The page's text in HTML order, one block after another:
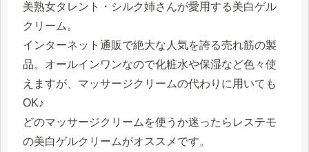
美熟女タレント・シルク姉さんが愛用する美白ゲル
クリーム。
インターネット通販で絶大な人気を誇る売れ筋の製
品。オールインワンなので化粧水や保湿など色々使
えますが、マッサージクリームの代わりに用いても
OK♪
どのマッサージクリームを使うか迷ったらレステモ
の美白ゲルクリームがオススメです。